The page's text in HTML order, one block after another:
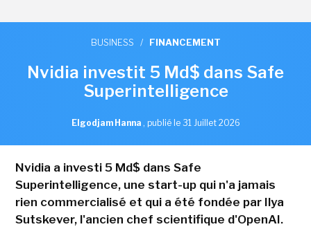
BUSINESS / FINANCEMENT
Nvidia investit 5 Md$ dans Safe
Superintelligence
Elgodjam Hanna , publié le 31 Juillet 2026
Nvidia a investi 5 Md$ dans Safe
Superintelligence, une start-up qui n'a jamais
rien commercialisé et qui a été fondée par Ilya
Sutskever, l'ancien chef scientifique d'OpenAI.